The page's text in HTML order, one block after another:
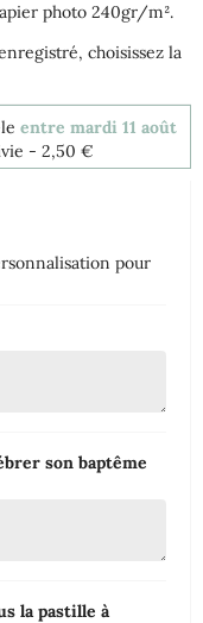
photo 240gr/m².
choisissez la
entre mardi 11 août
- 2,50 €
pour
son baptême
la pastille à